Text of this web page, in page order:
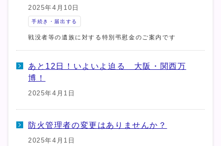
2025年4月10日
手続き・届出する
戦没者等の遺族に対する特別弔慰金のご案内です
あと12日！いよいよ迫る 大阪・関西万
博！
2025年4月1日
防火管理者の変更はありませんか？
2025年4月1日